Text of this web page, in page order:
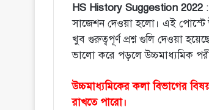
HS History Suggestion 2022
সাজেশন দেওয়া হলো। এই পোস্টে
খুব গুরুত্বপূর্ণ প্রশ্ন গুলি দেওয়া
ভালো করে পড়লে উচ্চমাধ্যমিক
উচ্চমাধ্যমিকের কলা বিভাগের
রাখতে পারো।